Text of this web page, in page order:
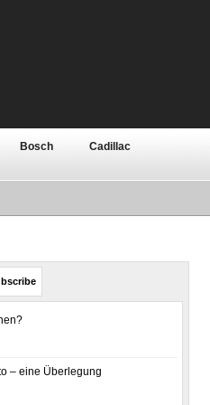
Bosch Cadillac
Elektronik Ferrari
Royce
– eine Überlegung